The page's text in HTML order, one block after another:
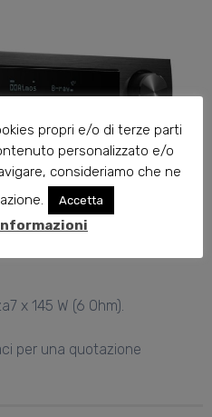
x 145 W (6 Ohm).
per una quotazione
propri e/o di terze parti
personalizzato e/o
consideriamo che ne
Accetta